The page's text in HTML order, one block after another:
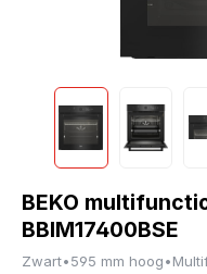
BEKO
BBIM17400BSE
Zwart•595 mm hoog•